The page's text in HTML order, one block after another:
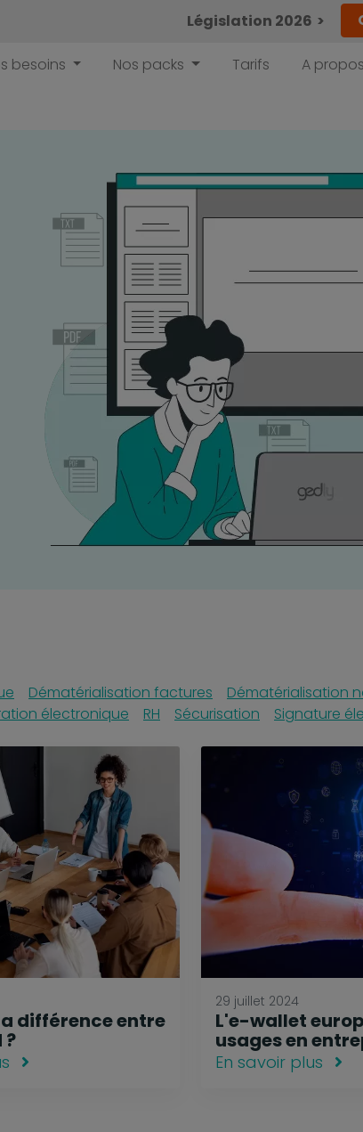
Législation 2026
besoins Nos packs Tarifs A propos
Dématérialisation factures
Dématérialisation
électronique RH Sécurisation
Signature
différence entre
?
29 juillet 2024
L'e-wallet
usages en
En savoir plus